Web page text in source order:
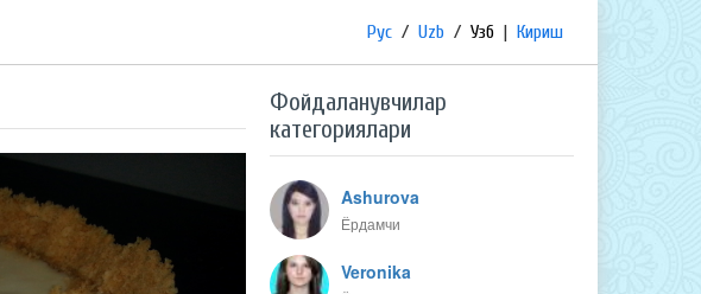
Рус / Uzb / Узб | Кириш
Фойдаланувчилар
категориялари
Ashurova
Ёрдамчи
Veronika